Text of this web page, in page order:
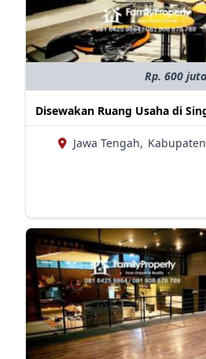
Rp. 600 juta
Disewakan Ruang Usaha di
Jawa Tengah,